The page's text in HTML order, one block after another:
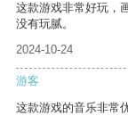
这款游戏非常好玩，
没有玩腻。
2024-10-24
游客
这款游戏的音乐非常